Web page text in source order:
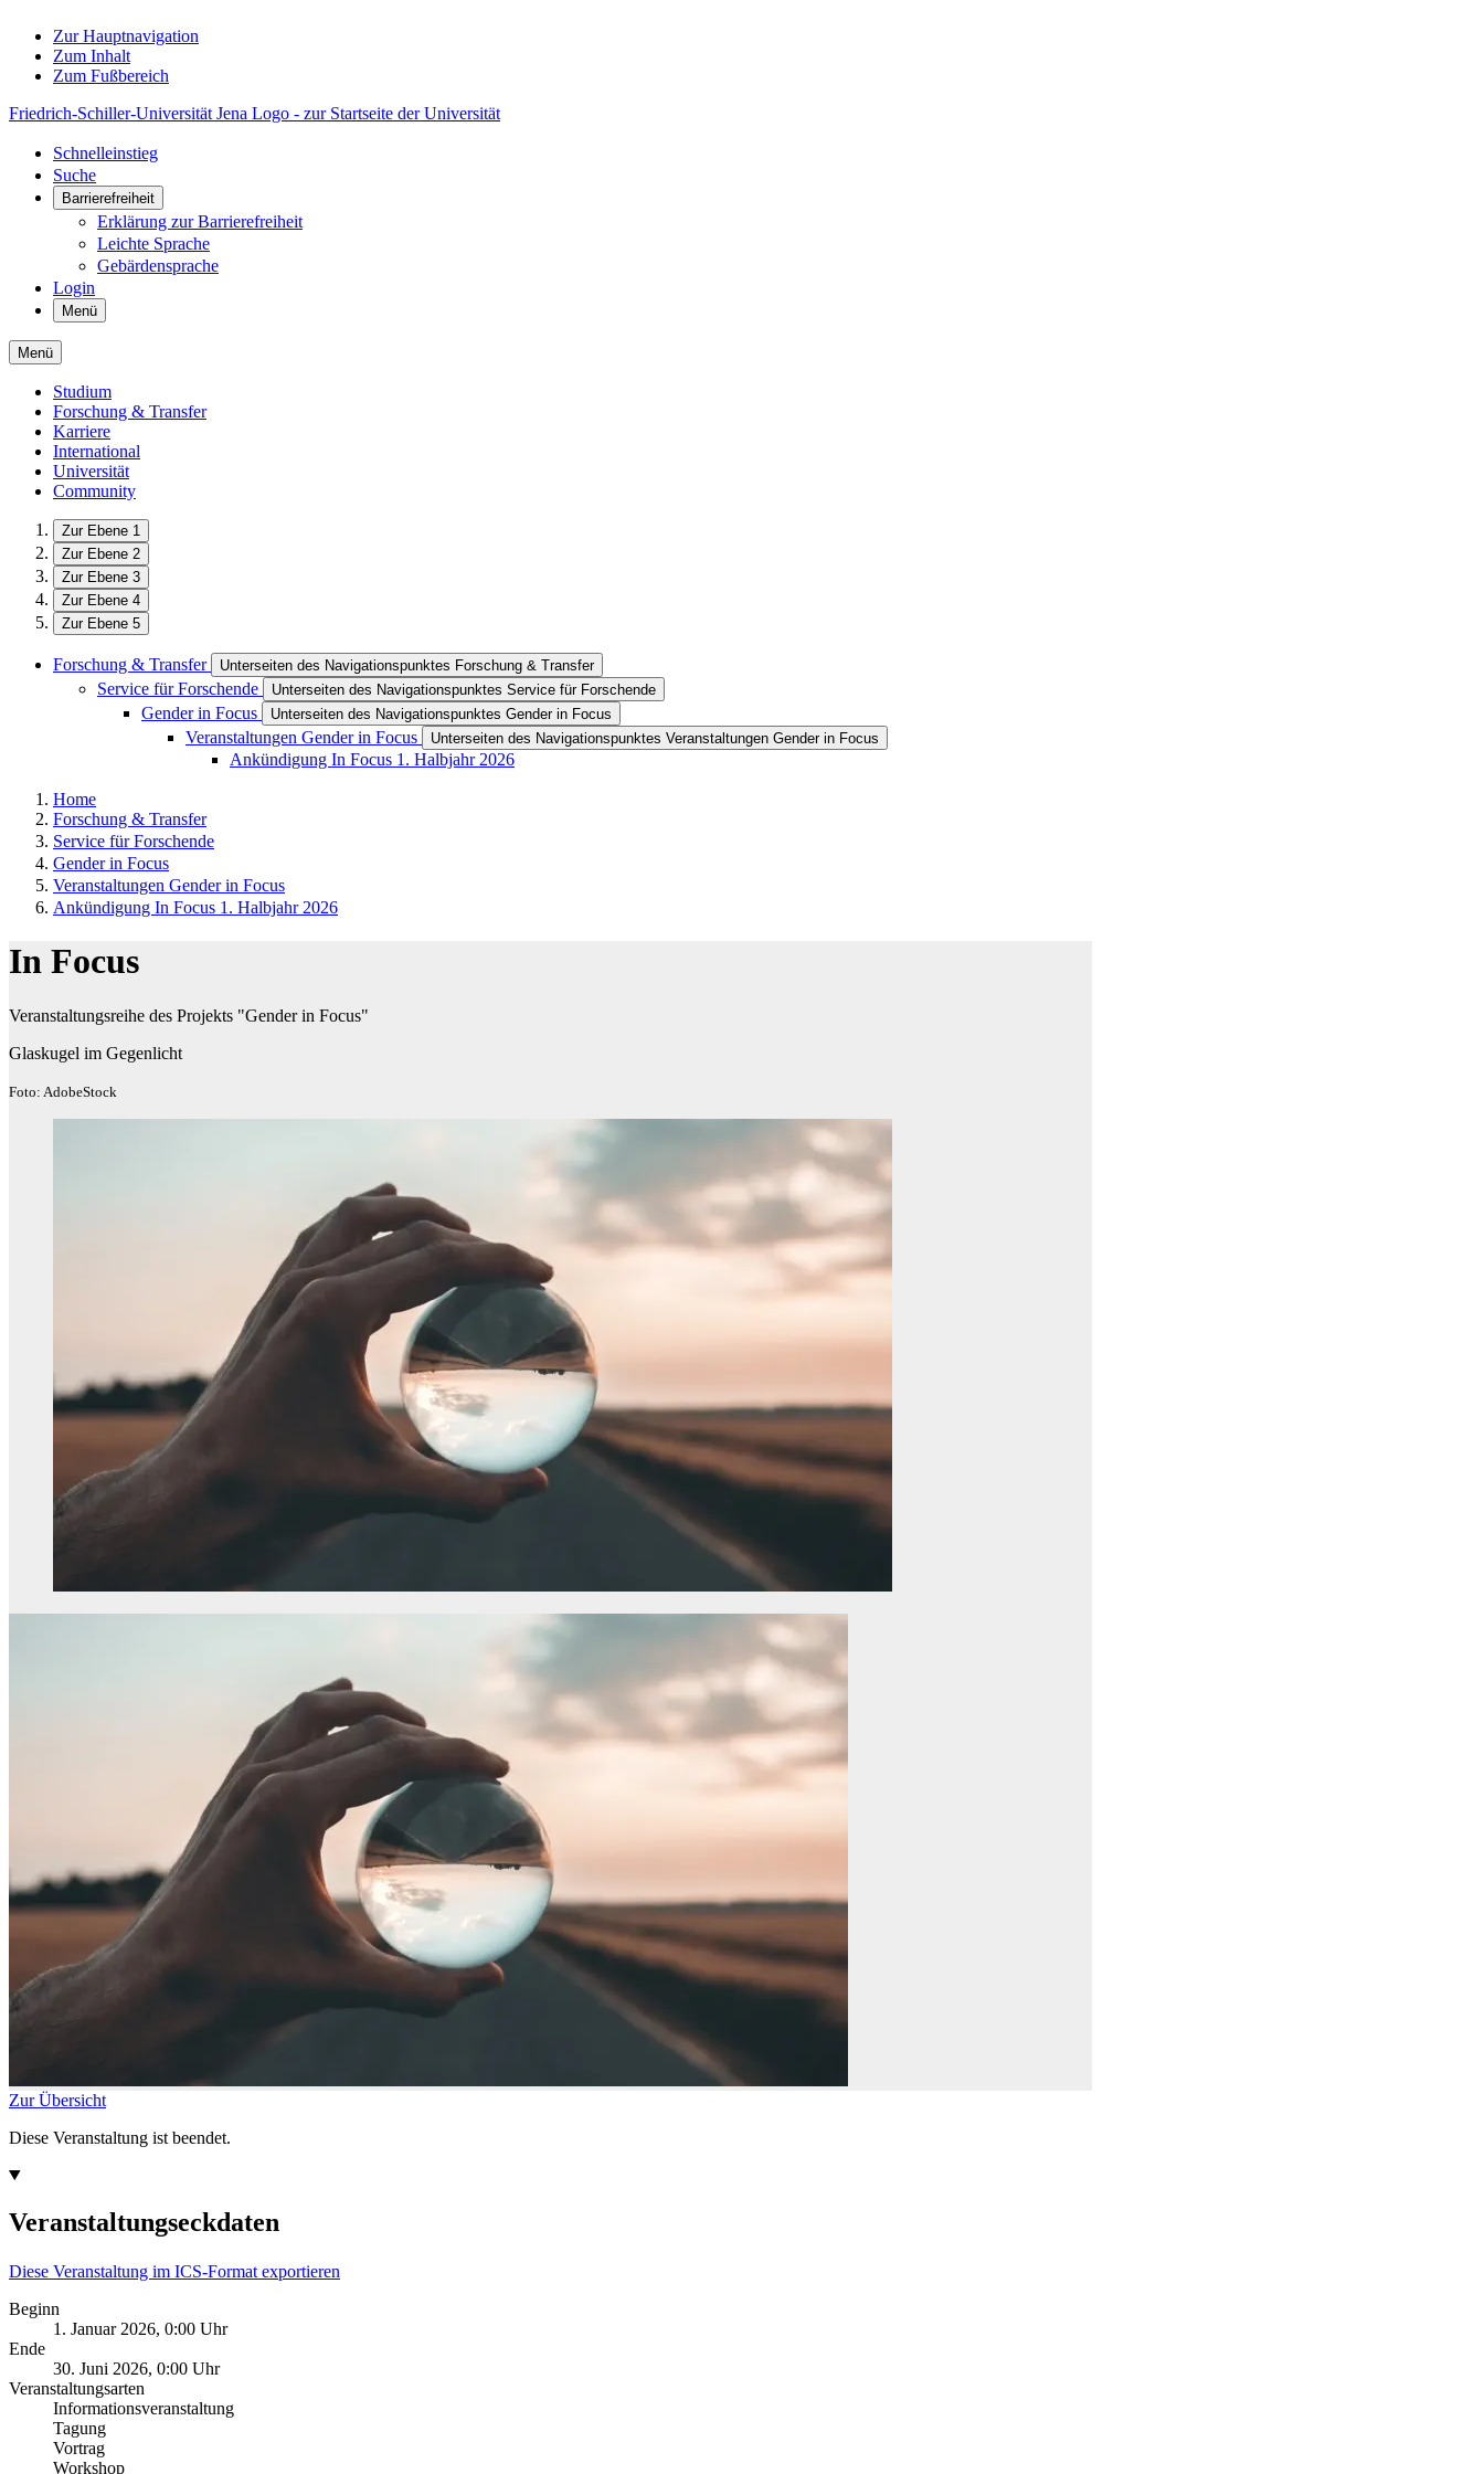
Zur Hauptnavigation
Zum Inhalt
Zum Fußbereich
Friedrich-Schiller-Universität Jena Logo - zur Startseite der Universität
Schnelleinstieg
Suche
Barrierefreiheit
Erklärung zur Barrierefreiheit
Leichte Sprache
Gebärdensprache
Login
Menü
Menü
Studium
Forschung & Transfer
Karriere
International
Universität
Community
Zur Ebene 1
Zur Ebene 2
Zur Ebene 3
Zur Ebene 4
Zur Ebene 5
Forschung & Transfer Unterseiten des Navigationspunktes Forschung & Transfer
Service für Forschende Unterseiten des Navigationspunktes Service für Forschende
Gender in Focus Unterseiten des Navigationspunktes Gender in Focus
Veranstaltungen Gender in Focus Unterseiten des Navigationspunktes Veranstaltungen Gender in Focus
Ankündigung In Focus 1. Halbjahr 2026
Home
Forschung & Transfer
Service für Forschende
Gender in Focus
Veranstaltungen Gender in Focus
Ankündigung In Focus 1. Halbjahr 2026
In Focus
Veranstaltungsreihe des Projekts "Gender in Focus"
Glaskugel im Gegenlicht
Foto: AdobeStock
Zur Übersicht
Diese Veranstaltung ist beendet.
Veranstaltungseckdaten
Diese Veranstaltung im ICS-Format exportieren
Beginn
1. Januar 2026, 0:00 Uhr
Ende
30. Juni 2026, 0:00 Uhr
Veranstaltungsarten
Informationsveranstaltung
Tagung
Vortrag
Workshop